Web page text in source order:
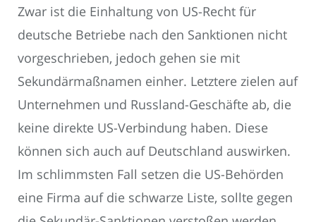
Zwar ist die Einhaltung von US-Recht für
deutsche Betriebe nach den Sanktionen nicht
vorgeschrieben, jedoch gehen sie mit
Sekundärmaßnamen einher. Letztere zielen auf
Unternehmen und Russland-Geschäfte ab, die
keine direkte US-Verbindung haben. Diese
können sich auch auf Deutschland auswirken.
Im schlimmsten Fall setzen die US-Behörden
eine Firma auf die schwarze Liste, sollte gegen